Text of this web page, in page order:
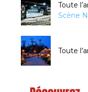
Toute
Scène
Toute